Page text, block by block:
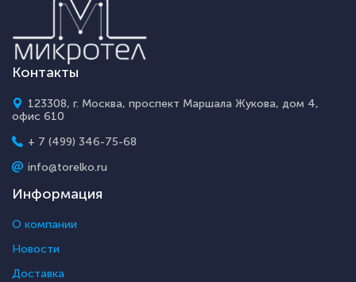
Контакты
123308, г. Москва, проспект Маршала Жукова, дом 4,
офис 610
+ 7 (499) 346-75-68
info@torelko.ru
Информация
О компании
Новости
Доставка